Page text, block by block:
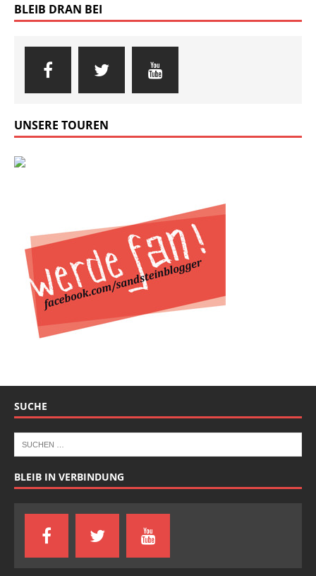
BLEIB DRAN BEI
UNSERE TOUREN
SUCHE
BLEIB IN VERBINDUNG